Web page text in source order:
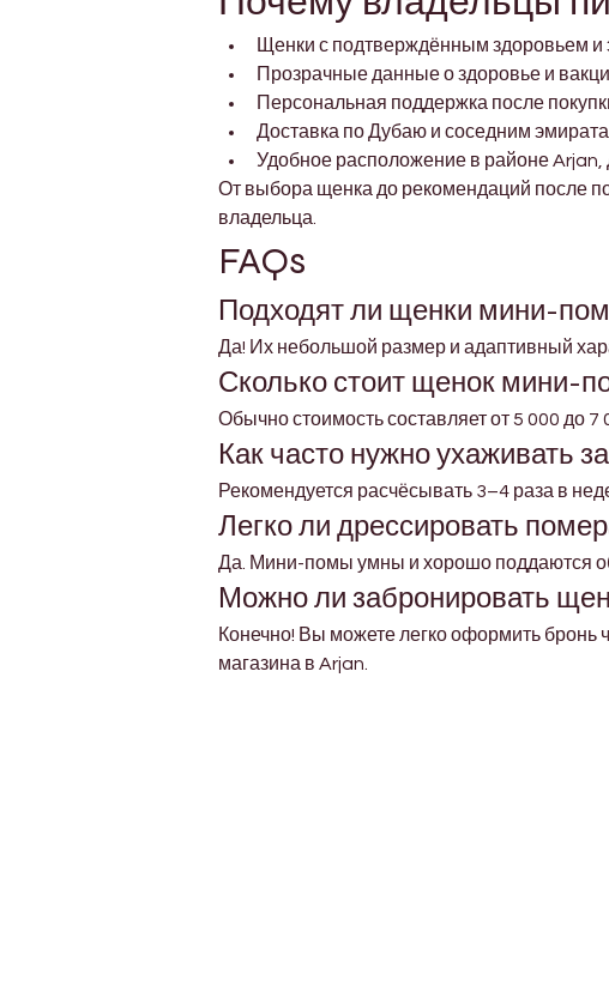
Щенки с подтверждённым здоровьем
Прозрачные данные о здоровье и
Персональная поддержка после
Доставка по Дубаю и соседним
Удобное расположение в районе Arjan,
От выбора щенка до рекомендаций после
владельца.
FAQs
Подходят ли щенки мини-
Да! Их небольшой размер и адаптивный
Сколько стоит щенок мини-
Обычно стоимость составляет от 5 000 до
Как часто нужно ухаживать
Рекомендуется расчёсывать 3–4 раза в
Легко ли дрессировать
Да. Мини-помы умны и хорошо поддаются
Можно ли забронировать
Конечно! Вы можете легко оформить бронь
магазина в Arjan.